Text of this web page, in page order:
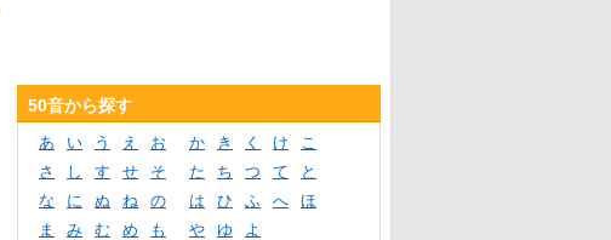
50音から探す
あ い う え お か き く け
こ
さ
し す せ そ た ち つ て
と
な
に ぬ ね の は ひ ふ へ
ほ
ま
み む め も や ゆ
よ